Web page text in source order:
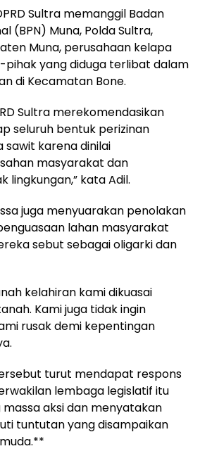
Sultra memanggil Badan
(BPN) Muna, Polda Sultra,
Muna, perusahaan kelapa
pihak yang diduga terlibat dalam
di Kecamatan Bone.
Sultra merekomendasikan
seluruh bentuk perizinan
sawit karena dinilai
masyarakat dan
lingkungan,” kata Adil.
juga menyuarakan penolakan
lahan masyarakat
sebut sebagai oligarki dan
kelahiran kami dikuasai
Kami juga tidak ingin
rusak demi kepentingan
turut mendapat respons
lembaga legislatif itu
aksi dan menyatakan
tuntutan yang disampaikan